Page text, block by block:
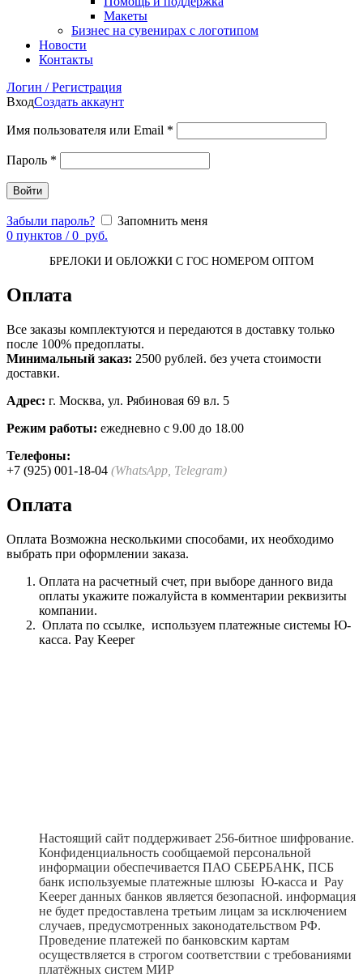
Макеты
Бизнес на сувенирах с логотипом
Новости
Контакты
Логин / Регистрация
ВходСоздать аккаунт
Имя пользователя или Email *
Пароль *
Войти
Забыли пароль?
Запомнить меня
0 пунктов / 0 руб.
БРЕЛОКИ И ОБЛОЖКИ С ГОС НОМЕРОМ ОПТОМ
Оплата
Все заказы комплектуются и передаются в доставку только
после 100% предоплаты.
Минимальный заказ: 2500 рублей. без учета стоимости
доставки.
Адрес: г. Москва, ул. Рябиновая 69 вл. 5
Режим работы: ежедневно с 9.00 до 18.00
Телефоны:
+7 (925) 001-18-04 (WhatsApp, Telegram)
Оплата
Оплата Возможна несколькими способами, их необходимо
выбрать при оформлении заказа.
Оплата на расчетный счет, при выборе данного вида
оплаты укажите пожалуйста в комментарии реквизиты
компании.
Оплата по ссылке, используем платежные системы Ю-
касса. Pay Keeper
Настоящий сайт поддерживает 256-битное шифрование.
Конфиденциальность сообщаемой персональной
информации обеспечивается ПАО СБЕРБАНК, ПСБ
банк используемые платежные шлюзы Ю-касса и Pay
Keeper данных банков является безопасной. информация
не будет предоставлена третьим лицам за исключением
случаев, предусмотренных законодательством РФ.
Проведение платежей по банковским картам
осуществляется в строгом соответствии с требованиями
платёжных систем МИР